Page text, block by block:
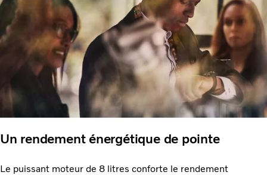
Un rendement énergétique de pointe
Le puissant moteur de 8 litres conforte le rendement